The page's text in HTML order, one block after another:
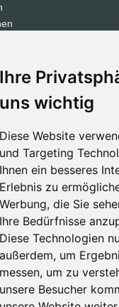
Ihre
uns wichtig
Diese Website
und Targeting
Ihnen ein besseres
Erlebnis zu
Werbung, die Sie
Ihre Bedürfnisse
Diese Technologien
außerdem, um
messen, um zu
unsere Besucher
Stampfer
Walzen
Dozer
Spezial